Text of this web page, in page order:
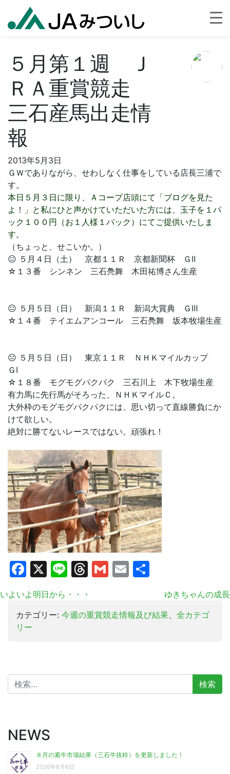
５月第１週 Ｊ
ＲＡ重賞競走
三石産馬出走情
報
2013年5月3日
ＧＷでありながら、せわしなく仕事をしている店長三浦で
す。
本日５月３日に限り、Ａコープ店頭にて「ブログを見た
よ！」と私にひと声かけていただいた方には、玉子を１パ
ック１００円（お１人様１パック）にてご提供いたしま
す。
（ちょっと、せこいか。）
😐 ５月４日（土） 京都１１Ｒ 京都新聞杯 ＧⅡ
☆１３番 シンネン 三石鳧舞 木田祐博さん生産
😐 ５月５日（日） 新潟１１Ｒ 新潟大賞典 ＧⅢ
☆１４番 テイエムアンコール 三石鳧舞 坂本牧場生産
😐 ５月５日（日） 東京１１Ｒ ＮＨＫマイルカップ
ＧⅠ
☆１８番 モグモグパクパク 三石川上 木下牧場生産
有力馬に先行馬がそろった、ＮＨＫマイルＣ。
大外枠のモグモグパクパクには、思い切って直線勝負にか
けて欲しい。
絶対に勝てないレースではない。頑張れ！
Facebook
X LineThreads
Gmail
Email
いよいよ明日から・・・
ゆきちゃんの成長
カテゴリー: 今週の重賞競走情報及び結果、 全カテゴ
リー
検
索:
NEWS
８月の素牛市場結果（三石牛抜粋）を更新しました！
2026年8月6日